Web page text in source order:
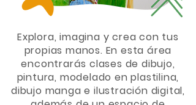
Explora, imagina y crea con tus
propias manos. En esta área
encontrarás clases de dibujo,
pintura, modelado en plastilina,
dibujo manga e ilustración digital,